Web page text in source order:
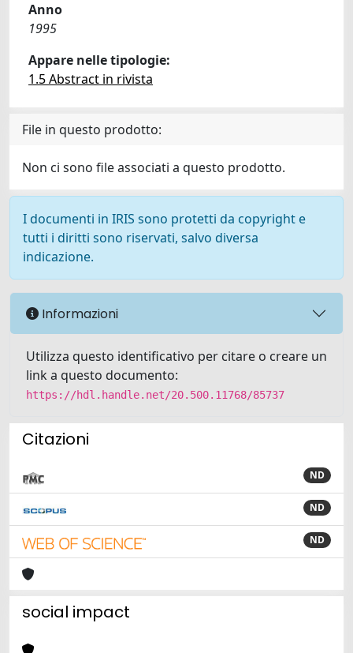
Anno
1995
Appare nelle tipologie:
1.5 Abstract in rivista
File in questo prodotto:
Non ci sono file associati a questo prodotto.
I documenti in IRIS sono protetti da copyright e
tutti i diritti sono riservati, salvo diversa
indicazione.
Informazioni
Utilizza questo identificativo per citare o creare un
link a questo documento:
https://hdl.handle.net/20.500.11768/85737
Citazioni
ND
ND
ND
social impact